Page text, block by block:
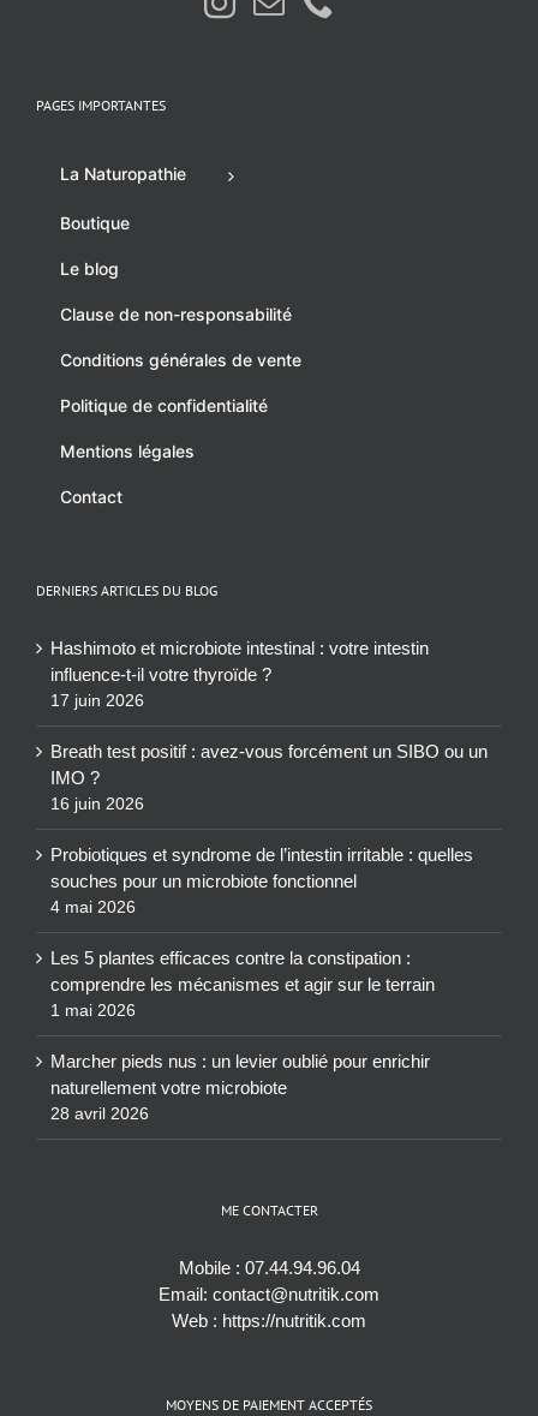
PAGES IMPORTANTES
La Naturopathie
Boutique
Le blog
Clause de non-responsabilité
Conditions générales de vente
Politique de confidentialité
Mentions légales
Contact
DERNIERS ARTICLES DU BLOG
Hashimoto et microbiote intestinal : votre intestin
influence-t-il votre thyroïde ?
17 juin 2026
Breath test positif : avez-vous forcément un SIBO ou un
IMO ?
16 juin 2026
Probiotiques et syndrome de l’intestin irritable : quelles
souches pour un microbiote fonctionnel
4 mai 2026
Les 5 plantes efficaces contre la constipation :
comprendre les mécanismes et agir sur le terrain
1 mai 2026
Marcher pieds nus : un levier oublié pour enrichir
naturellement votre microbiote
28 avril 2026
ME CONTACTER
Mobile : 07.44.94.96.04
Email: contact@nutritik.com
Web : https://nutritik.com
MOYENS DE PAIEMENT ACCEPTÉS